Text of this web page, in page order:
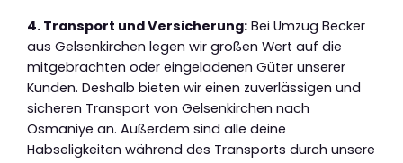
4. Transport und Versicherung: Bei Umzug Becker
aus Gelsenkirchen legen wir großen Wert auf die
mitgebrachten oder eingeladenen Güter unserer
Kunden. Deshalb bieten wir einen zuverlässigen und
sicheren Transport von Gelsenkirchen nach
Osmaniye an. Außerdem sind alle deine
Habseligkeiten während des Transports durch unsere